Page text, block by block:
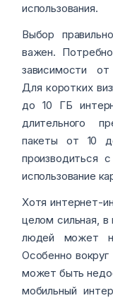
использования.
Выбор
важен.
зависимости
Для коротких
до 10 ГБ
длительного
пакеты от 10
производиться
использование
Хотя интернет-
целом сильная, в
людей может
Особенно
может быть
мобильный